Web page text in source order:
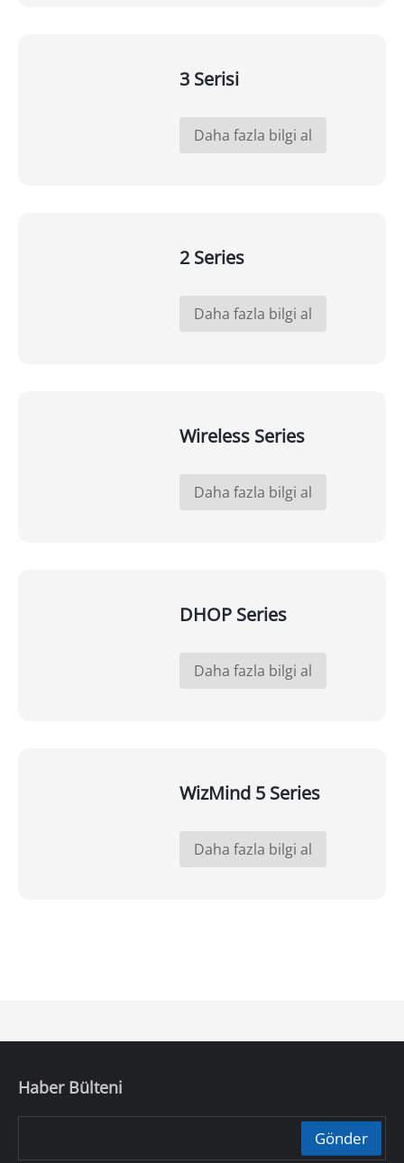
3 Serisi
Daha fazla bilgi al
2 Series
Daha fazla bilgi al
Wireless Series
Daha fazla bilgi al
DHOP Series
Daha fazla bilgi al
WizMind 5 Series
Daha fazla bilgi al
Haber Bülteni
Gönder